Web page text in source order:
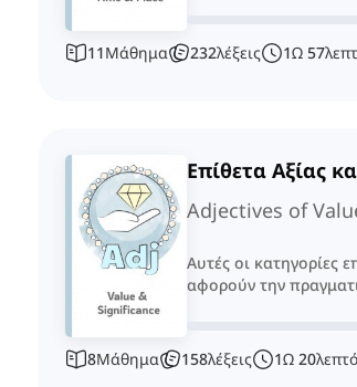
11Μάθημα 232λέξεις 1Ω 57
Επίθετα Αξίας
Adjectives of
Αυτές οι κατηγορίες
αφορούν την
8Μάθημα 158λέξεις 1Ω 20λεπτό